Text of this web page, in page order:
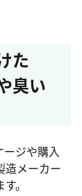
た
臭い
ジや購入
造メーカー
。